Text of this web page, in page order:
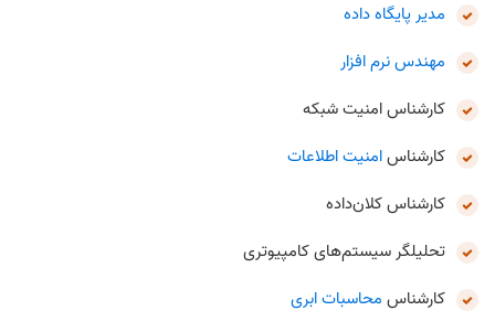
مدیر پایگاه داده
مهندس نرم افزار
کارشناس امنیت شبکه
کارشناسامنیت اطلاعات
کارشناس کلان‌داده
تحلیلگر سیستم‌های کامپیوتری
کارشناس محاسبات ابری